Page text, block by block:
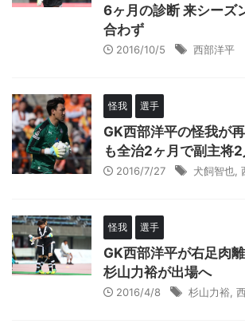
6ヶ月の診断 来シーズ
合わず
2016/10/5 西部洋平
怪我 選手
GK西部洋平の怪我が
も全治2ヶ月で副主将
2016/7/27 犬飼智也
怪我 選手
GK西部洋平が右足肉
杉山力裕が出場へ
2016/4/8 杉山力裕